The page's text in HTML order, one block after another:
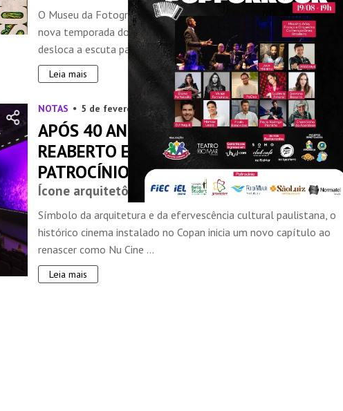
O Museu da Fotografia de Fortaleza inicia, neste sábado (18), uma
nova temporada do projeto Imagens Sonoras, plataforma que
desloca a escuta para o ...
Leia mais
NOTAS 5 de fevereiro de 2026
APÓS 40 ANOS, CINE COPAN SERÁ
REABERTO EM SÃO PAULO COM
PATROCÍNIO DO NUBANK
Ícone arquitetônico
Símbolo da arquitetura e da efervescência cultural paulistana, o
histórico cinema instalado no Copan inicia um novo capítulo ao
renascer como Nu Cine ...
Leia mais